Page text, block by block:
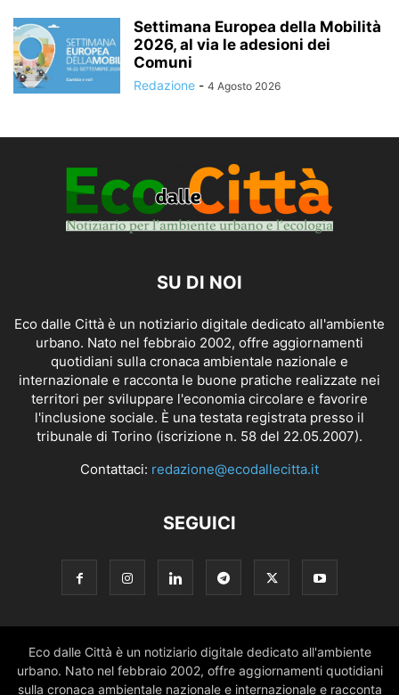
Settimana Europea della Mobilità
2026, al via le adesioni dei
Comuni
Redazione - 4 Agosto 2026
SU DI NOI
Eco dalle Città è un notiziario digitale dedicato all'ambiente
urbano. Nato nel febbraio 2002, offre aggiornamenti
quotidiani sulla cronaca ambientale nazionale e
internazionale e racconta le buone pratiche realizzate nei
territori per sviluppare l'economia circolare e favorire
l'inclusione sociale. È una testata registrata presso il
tribunale di Torino (iscrizione n. 58 del 22.05.2007).
Contattaci: redazione@ecodallecitta.it
SEGUICI
Eco dalle Città è un notiziario digitale dedicato all'ambiente
urbano. Nato nel febbraio 2002, offre aggiornamenti quotidiani
sulla cronaca ambientale nazionale e internazionale e racconta